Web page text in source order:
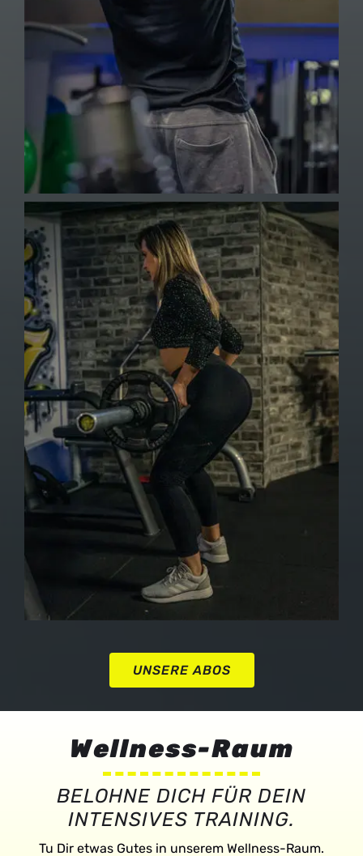
UNSERE ABOS
Wellness-Raum
BELOHNE DICH FÜR DEIN
INTENSIVES TRAINING.
Tu Dir etwas Gutes in unserem Wellness-Raum.